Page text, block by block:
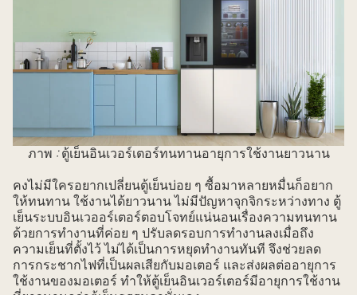
ภาพ :ตู้เย็นอินเวอร์เตอร์ทนทานอายุการใช้งานยาวนาน
คงไม่มีใครอยากเปลี่ยนตู้เย็นบ่อย ๆ ซื้อมาหลายหมื่นก็อยาก
ให้ทนทาน ใช้งานได้ยาวนาน ไม่มีปัญหาจุกจิกระหว่างทาง ตู้
เย็นระบบอินเวออร์เตอร์ตอบโจทย์แน่นอนเรื่องความทนทาน
ด้วยการทำงานที่ค่อย ๆ ปรับลดรอบการทำงานลงเมื่อถึง
ความเย็นที่ตั้งไว้ ไม่ได้เป็นการหยุดทำงานทันที จึงช่วยลด
การกระชากไฟที่เป็นผลเสียกับมอเตอร์ และส่งผลต่ออายุการ
ใช้งานของมอเตอร์ ทำให้ตู้เย็นอินเวอร์เตอร์มีอายุการใช้งาน